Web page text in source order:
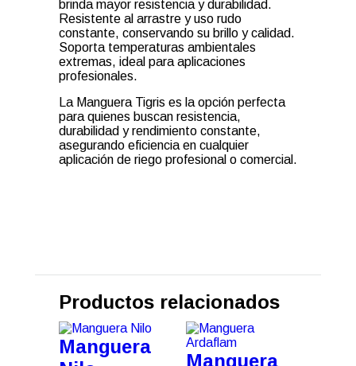
brinda mayor resistencia y durabilidad.
Resistente al arrastre y uso rudo
constante, conservando su brillo y calidad.
Soporta temperaturas ambientales
extremas, ideal para aplicaciones
profesionales.
La Manguera Tigris es la opción perfecta
para quienes buscan resistencia,
durabilidad y rendimiento constante,
asegurando eficiencia en cualquier
aplicación de riego profesional o comercial.
Productos relacionados
Manguera
Manguera